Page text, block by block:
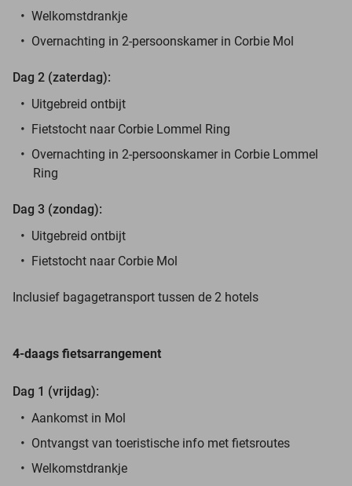
Welkomstdrankje
Overnachting in 2-persoonskamer in Corbie Mol
Dag 2 (zaterdag):
Uitgebreid ontbijt
Fietstocht naar Corbie Lommel Ring
Overnachting in 2-persoonskamer in Corbie Lommel
Ring
Dag 3 (zondag):
Uitgebreid ontbijt
Fietstocht naar Corbie Mol
Inclusief bagagetransport tussen de 2 hotels
4-daags fietsarrangement
Dag 1 (vrijdag):
Aankomst in Mol
Ontvangst van toeristische info met fietsroutes
Welkomstdrankje